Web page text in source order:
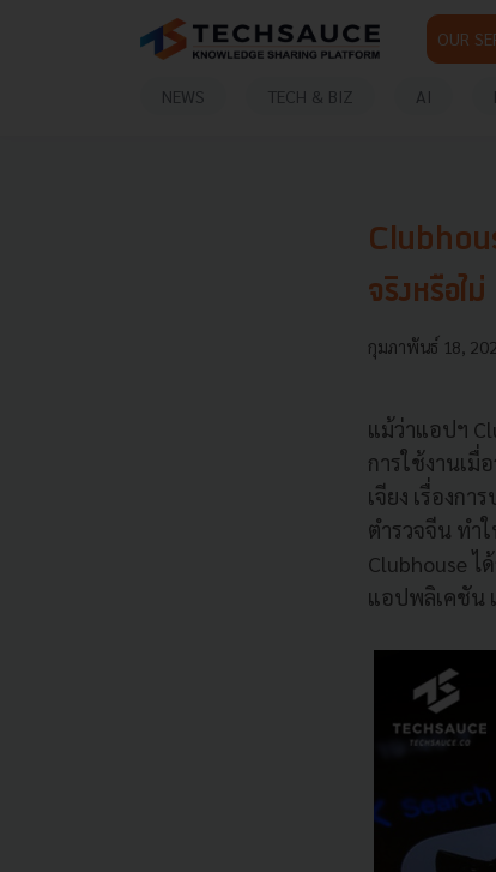
OUR
NEWS TECH & BIZ AI
จริงหรือไม่
กุมภาพันธ์ 18,
แม้ว่าแอปฯ
การใช้งานเ
เจียง เรื่องก
ตำรวจจีน ทำ
Clubhouse ไ
แอปพลิเคชัน